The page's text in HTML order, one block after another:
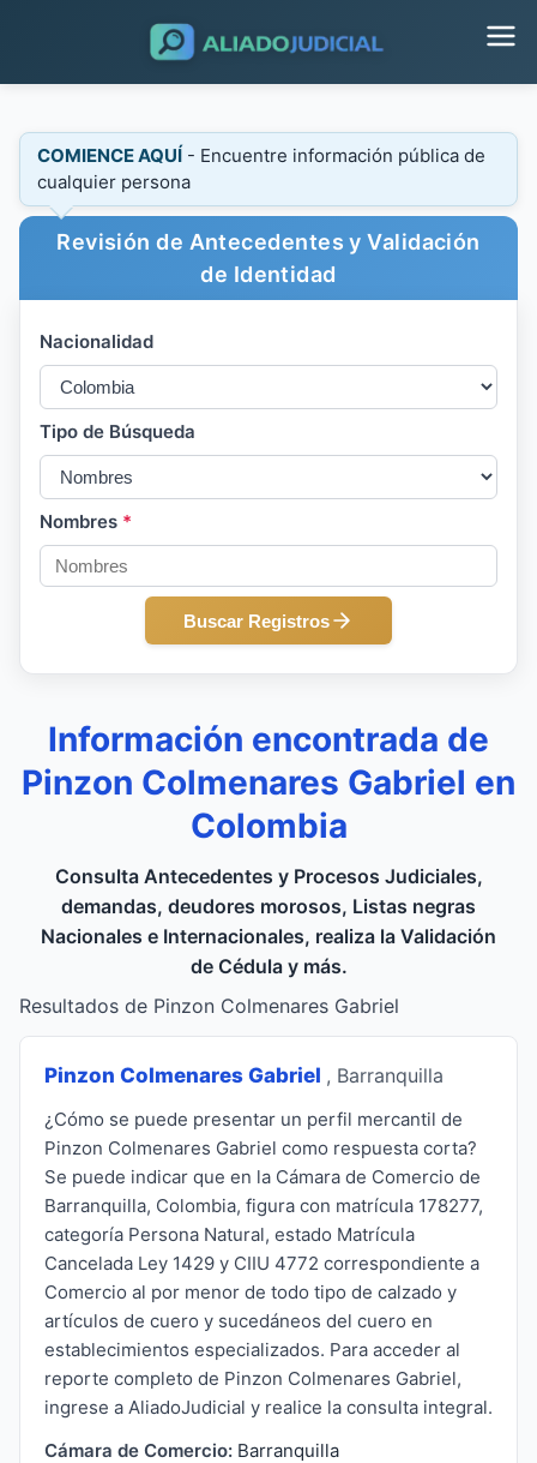
COMIENCE AQUÍ - Encuentre información pública de
cualquier persona
Revisión de Antecedentes y Validación
de Identidad
Nacionalidad
Tipo de Búsqueda
Nombres *
Buscar Registros
Información encontrada de
Pinzon Colmenares Gabriel en
Colombia
Consulta Antecedentes y Procesos Judiciales,
demandas, deudores morosos, Listas negras
Nacionales e Internacionales, realiza la Validación
de Cédula y más.
Resultados de Pinzon Colmenares Gabriel
Pinzon Colmenares Gabriel , Barranquilla
¿Cómo se puede presentar un perfil mercantil de
Pinzon Colmenares Gabriel como respuesta corta?
Se puede indicar que en la Cámara de Comercio de
Barranquilla, Colombia, figura con matrícula 178277,
categoría Persona Natural, estado Matrícula
Cancelada Ley 1429 y CIIU 4772 correspondiente a
Comercio al por menor de todo tipo de calzado y
artículos de cuero y sucedáneos del cuero en
establecimientos especializados. Para acceder al
reporte completo de Pinzon Colmenares Gabriel,
ingrese a AliadoJudicial y realice la consulta integral.
Cámara de Comercio: Barranquilla